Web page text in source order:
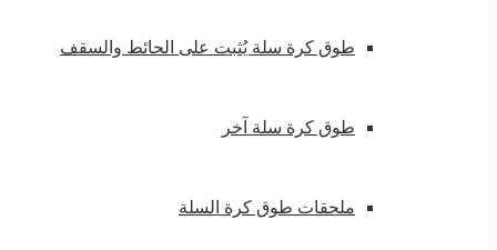
طوق كرة سلة يُثبت على الحائط والسقف
طوق كرة سلة آخر
ملحقات طوق كرة السلة